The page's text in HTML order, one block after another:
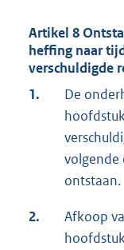
Artikel 8
heffing naar
verschuldigde
1.
De
volgende
ontstaan.
2.
Afkoop